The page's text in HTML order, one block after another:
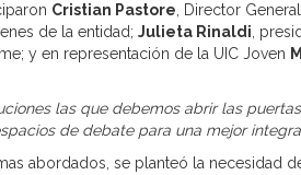
Cristian Pastore, Director
de la entidad; Julieta Rinaldi,
y en representación de la UIC Joven
las que debemos abrir las
de debate para una mejor
abordados, se planteó la necesidad